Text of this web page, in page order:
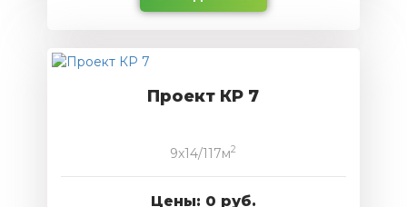
Проект КР 7
9x14/117м2
Цены: 0 руб.